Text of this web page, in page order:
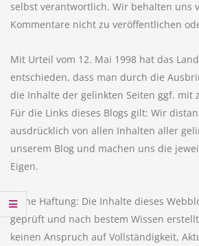
selbst verantwortlich. Wir behalten uns
Kommentare nicht zu veröffentlichen
Mit Urteil vom 12. Mai 1998 hat das
entschieden, dass man durch die
die Inhalte der gelinkten Seiten ggf. mit
Für die Links dieses Blogs gilt: Wir
ausdrücklich von allen Inhalten aller
unserem Blog und machen uns die
Eigen.
Keine Haftung: Die Inhalte dieses
geprüft und nach bestem Wissen
keinen Anspruch auf Vollständigkeit,